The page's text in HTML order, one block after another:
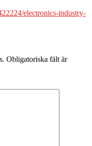
electronics-industry-
Obligatoriska fält är